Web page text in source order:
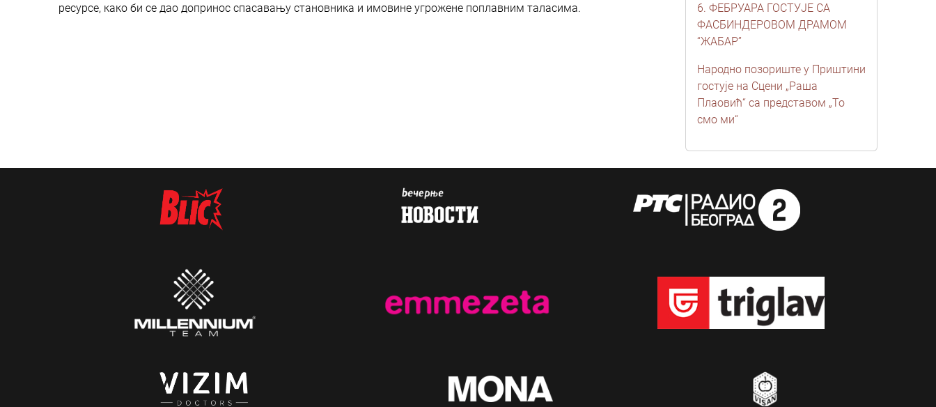
ресурсе, како би се дао допринос спасавању становника и имовине угрожене поплавним таласима.
6. ФЕБРУАРА ГОСТУЈЕ СА
ФАСБИНДЕРОВОМ ДРАМОМ
“ЖАБАР”
Народно позориште у Приштини
гостује на Сцени „Раша
Плаовић“ са представом „То
смо ми“